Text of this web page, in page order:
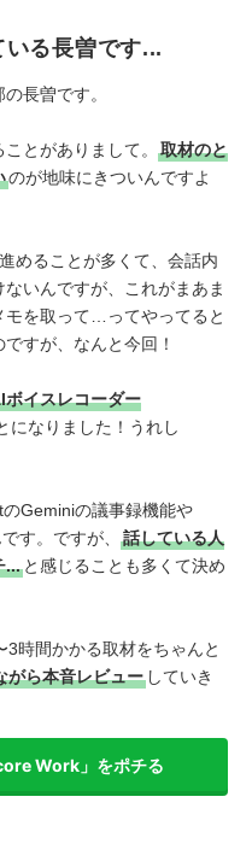
る長曽です...
長曽です。
とがありまして。
取材のと
のが地味にきついんですよ
めることが多くて、会話内
いんですが、これがまあま
モを取って…ってやってると
すが、なんと今回！
イスレコーダー
になりました！うれし
Geminiの議事録機能や
す。ですが、
話している人
... と感じることも多くて決め
時間かかる取材をちゃんと
がら本音レビュー していき
Work」をポチる